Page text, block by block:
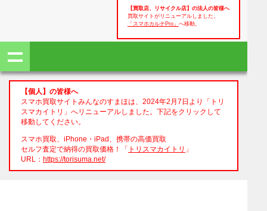
【買取店、リサイクル店】の法人の皆様へ
買取サイトがリニューアルしました。
「スマホカルテPro」 へ移動。
【個人】の皆様へ
スマホ買取サイトみんなのすまほは、2024年2月7日より「トリ
スマカイトリ」へリニューアルしました。下記をクリックして
移動してください。
スマホ買取、iPhone・iPad、携帯の高価買取
セルフ査定で納得の買取価格！「 トリスマカイトリ 」
URL： https://torisuma.net/